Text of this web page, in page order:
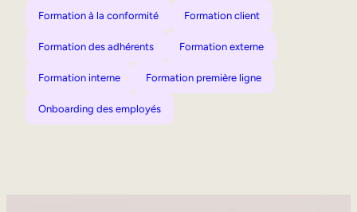
Formation à la conformité Formation client
Formation des adhérents Formation externe
Formation interne Formation première ligne
Onboarding des employés